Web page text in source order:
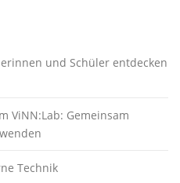
und Schüler entdecken
ViNN:Lab: Gemeinsam
Technik